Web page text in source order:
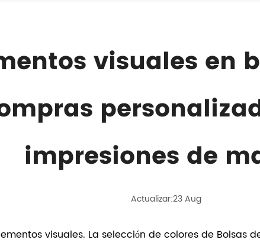
visuales en
impresiones de
Actualizar:23 Aug
visuales. La selección de colores de Bolsas